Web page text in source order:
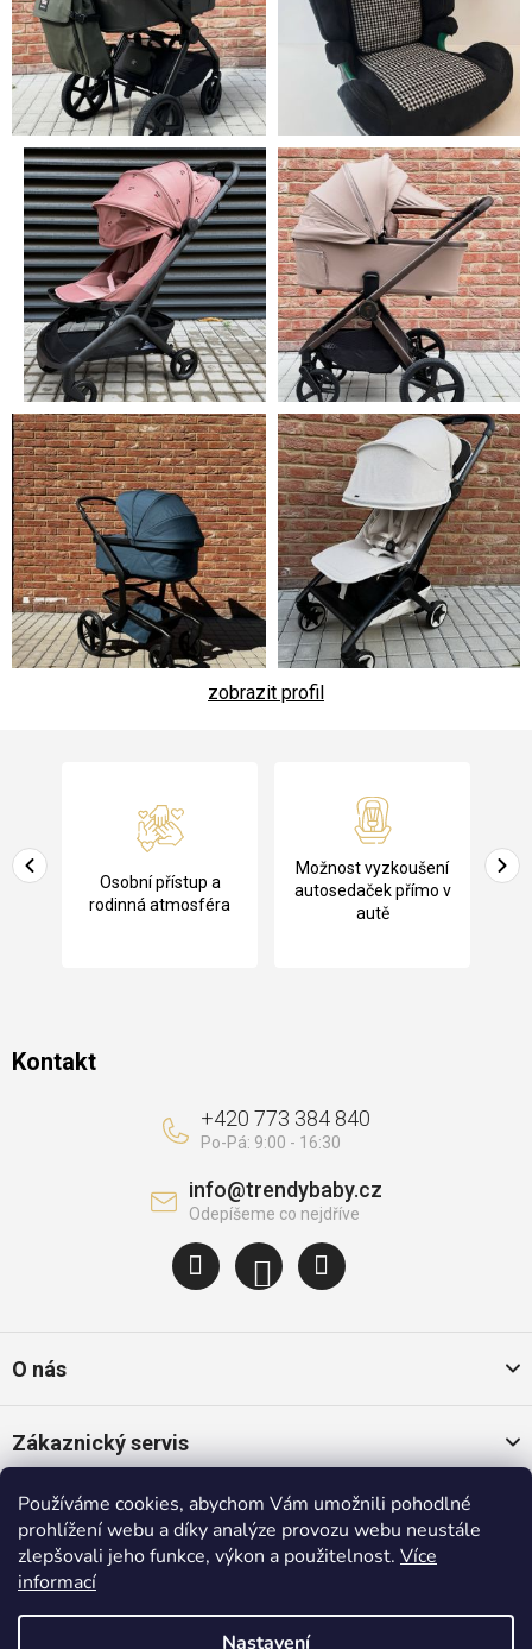
Používáme cookies, abychom Vám umožnili pohodlné
prohlížení webu a díky analýze provozu webu neustále
zlepšovali jeho funkce, výkon a použitelnost. Více
informací
Nastavení
zobrazit profil
a
Osobní přístup a
rodinná atmosféra
Možnost vyzkoušení
autosedaček přímo v
autě
Kontakt
info@trendybaby.cz
+420 773 384 840
O nás
Zákaznický servis
Oblíbené kategorie
Populární značky